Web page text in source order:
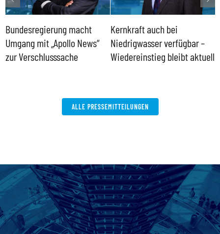
Bundesregierung macht
Umgang mit „Apollo News“
zur Verschlusssache
Kernkraft auch bei
Niedrigwasser verfügbar –
Wiedereinstieg bleibt aktuell
ALLE PRESSEMITTEILUNGEN